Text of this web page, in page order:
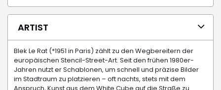
ARTIST
Blek Le Rat (*1951 in Paris) zählt zu den Wegbereitern der
europäischen Stencil-Street-Art. Seit den frühen 1980er-
Jahren nutzt er Schablonen, um schnell und präzise Bilder
im Stadtraum zu platzieren – oft nachts, stets mit dem